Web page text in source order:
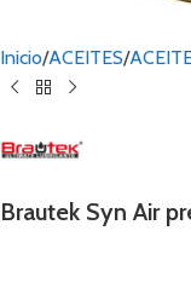
Inicio ACEITES
Brautek Syn Air